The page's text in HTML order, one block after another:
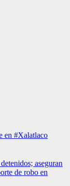
en #Xalatlaco
aseguran
de robo en